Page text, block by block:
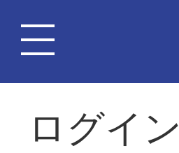
ログイン